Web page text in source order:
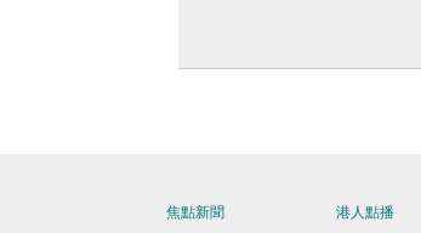
焦點新聞 港人點播